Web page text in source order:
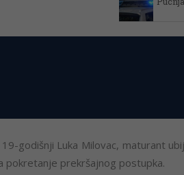
godišnji Luka Milovac, maturant
prekršajnog postupka.